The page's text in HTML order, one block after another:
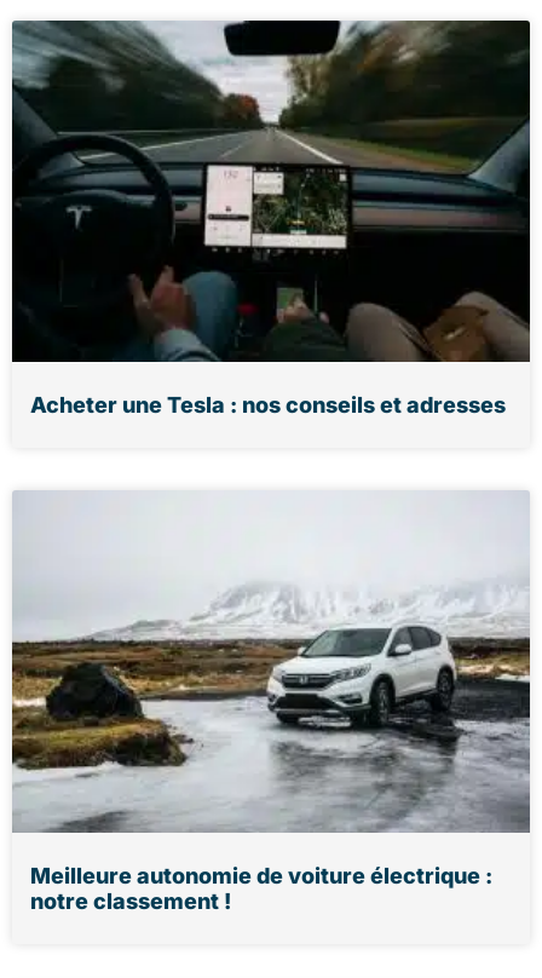
Acheter une Tesla : nos conseils et adresses
Meilleure autonomie de voiture électrique :
notre classement !